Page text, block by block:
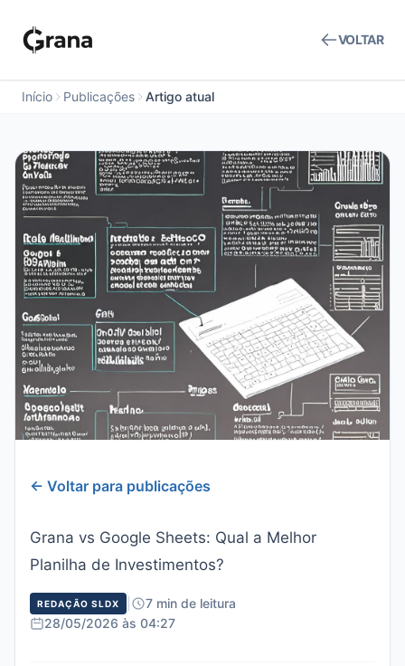
VOLTAR
Início Publicações Artigo atual
← Voltar para publicações
Grana vs Google Sheets: Qual a Melhor
Planilha de Investimentos?
REDAÇÃO SLDX
7 min de leitura
28/05/2026 às 04:27